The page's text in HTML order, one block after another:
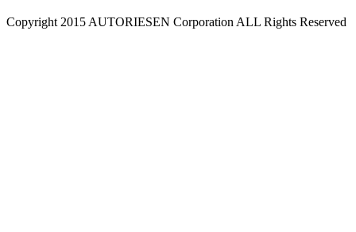
Copyright 2015 AUTORIESEN Corporation ALL Rights Reserved